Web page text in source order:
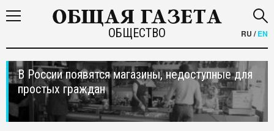
ОБЩЕСТВО RU /EN
В России появятся магазины, недоступные для
простых граждан